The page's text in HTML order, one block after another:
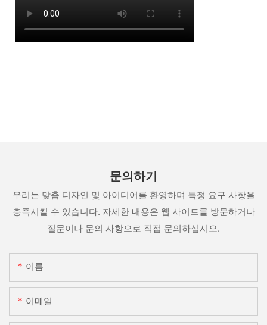
문의하기
우리는 맞춤 디자인 및 아이디어를 환영하며 특정 요구 사항을
충족시킬 수 있습니다. 자세한 내용은 웹 사이트를 방문하거나
질문이나 문의 사항으로 직접 문의하십시오.
이름
이메일